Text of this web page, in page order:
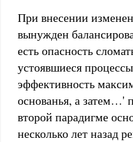
При внесении
вынужден
есть опасность
устоявшиеся
эффективность
основанья, а затем…'
второй парадигме
несколько лет назад